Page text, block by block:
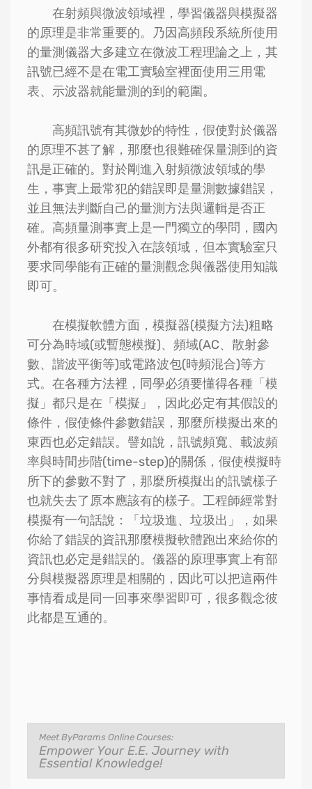
在射頻與微波領域裡，學習儀器與模擬器
的原理是非常重要的。乃因高頻段系統所使用
的量測儀器大多建立在微波工程理論之上，其
訊號已經不是在電工實驗室裡面使用三用電
表、示波器就能量測的到的範圍。
高頻訊號有其微妙的特性，假使對於儀器
的原理不甚了解，那麼也很難確保量測到的資
訊是正確的。對於剛進入射頻微波領域的學
生，事實上最常犯的錯誤即是量測數據錯誤，
並且無法判斷自己的量測方法與邏輯是否正
確。高頻量測事實上是一門獨立的學問，國內
外都有很多研究投入在該領域，但本實驗室只
要求同學能有正確的量測觀念與儀器使用知識
即可。
在模擬軟體方面，模擬器(模擬方法)粗略
可分為時域(或暫態模擬)、頻域(AC、散射參
數、諧波平衡等)或電路波包(時頻混合)等方
式。在各種方法裡，同學必須要懂得各種「模
擬」都只是在「模擬」，因此必定有其假設的
條件，假使條件參數錯誤，那麼所模擬出來的
東西也必定錯誤。譬如說，訊號頻寬、載波頻
率與時間步階(time-step)的關係，假使模擬時
所下的參數不對了，那麼所模擬出的訊號樣子
也就失去了原本應該有的樣子。工程師經常對
模擬有一句話說：「垃圾進、垃圾出」，如果
你給了錯誤的資訊那麼模擬軟體跑出來給你的
資訊也必定是錯誤的。儀器的原理事實上有部
分與模擬器原理是相關的，因此可以把這兩件
事情看成是同一回事來學習即可，很多觀念彼
此都是互通的。
Meet ByParams Online Courses:
Empower Your E.E. Journey with
Essential Knowledge!